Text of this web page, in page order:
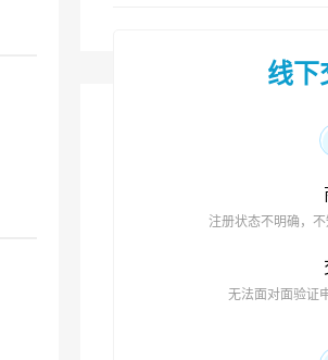
线下
注册状态不明确，
无法面对面验证